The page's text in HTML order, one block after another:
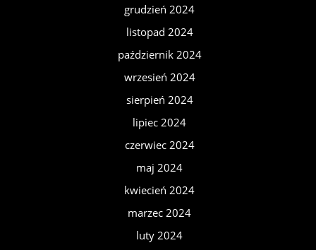
grudzień 2024
listopad 2024
październik 2024
wrzesień 2024
sierpień 2024
lipiec 2024
czerwiec 2024
maj 2024
kwiecień 2024
marzec 2024
luty 2024